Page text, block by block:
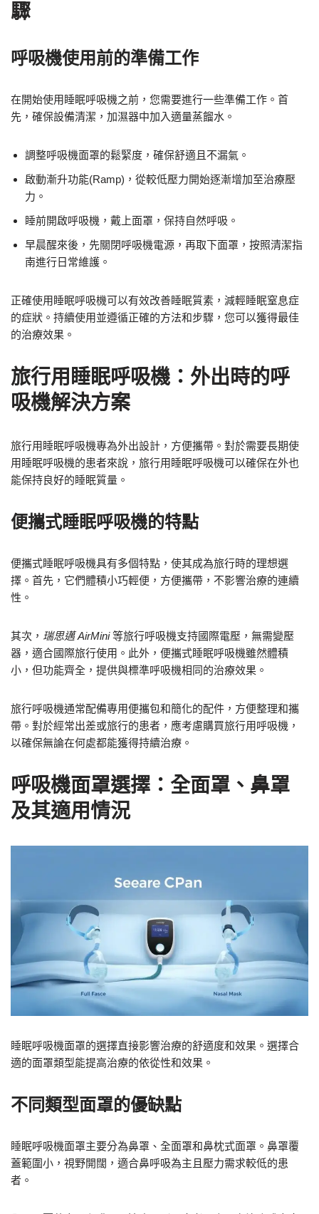
驟
呼吸機使用前的準備工作
在開始使用睡眠呼吸機之前，您需要進行一些準備工作。首
先，確保設備清潔，加濕器中加入適量蒸餾水。
調整呼吸機面罩的鬆緊度，確保舒適且不漏氣。
啟動漸升功能(Ramp)，從較低壓力開始逐漸增加至治療壓
力。
睡前開啟呼吸機，戴上面罩，保持自然呼吸。
早晨醒來後，先關閉呼吸機電源，再取下面罩，按照清潔指
南進行日常維護。
正確使用睡眠呼吸機可以有效改善睡眠質素，減輕睡眠窒息症
的症狀。持續使用並遵循正確的方法和步驟，您可以獲得最佳
的治療效果。
旅行用睡眠呼吸機：外出時的呼
吸機解決方案
旅行用睡眠呼吸機專為外出設計，方便攜帶。對於需要長期使
用睡眠呼吸機的患者來說，旅行用睡眠呼吸機可以確保在外也
能保持良好的睡眠質量。
便攜式睡眠呼吸機的特點
便攜式睡眠呼吸機具有多個特點，使其成為旅行時的理想選
擇。首先，它們體積小巧輕便，方便攜帶，不影響治療的連續
性。
其次， 瑞思邁 AirMini等旅行呼吸機支持國際電壓，無需變壓
器，適合國際旅行使用。此外，便攜式睡眠呼吸機雖然體積
小，但功能齊全，提供與標準呼吸機相同的治療效果。
旅行呼吸機通常配備專用便攜包和簡化的配件，方便整理和攜
帶。對於經常出差或旅行的患者，應考慮購買旅行用呼吸機，
以確保無論在何處都能獲得持續治療。
呼吸機面罩選擇：全面罩、鼻罩
及其適用情況
睡眠呼吸機面罩的選擇直接影響治療的舒適度和效果。選擇合
適的面罩類型能提高治療的依從性和效果。
不同類型面罩的優缺點
睡眠呼吸機面罩主要分為鼻罩、全面罩和鼻枕式面罩。鼻罩覆
蓋範圍小，視野開闊，適合鼻呼吸為主且壓力需求較低的患
者。